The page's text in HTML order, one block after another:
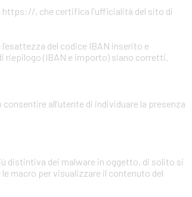
https://, che certifica l'ufficialità del sito di
del codice IBAN inserito e
riepilogo (IBAN e importo) siano corretti.
all’utente di individuare la presenza
distintiva dei malware in oggetto, di solito si
macro per visualizzare il contenuto del